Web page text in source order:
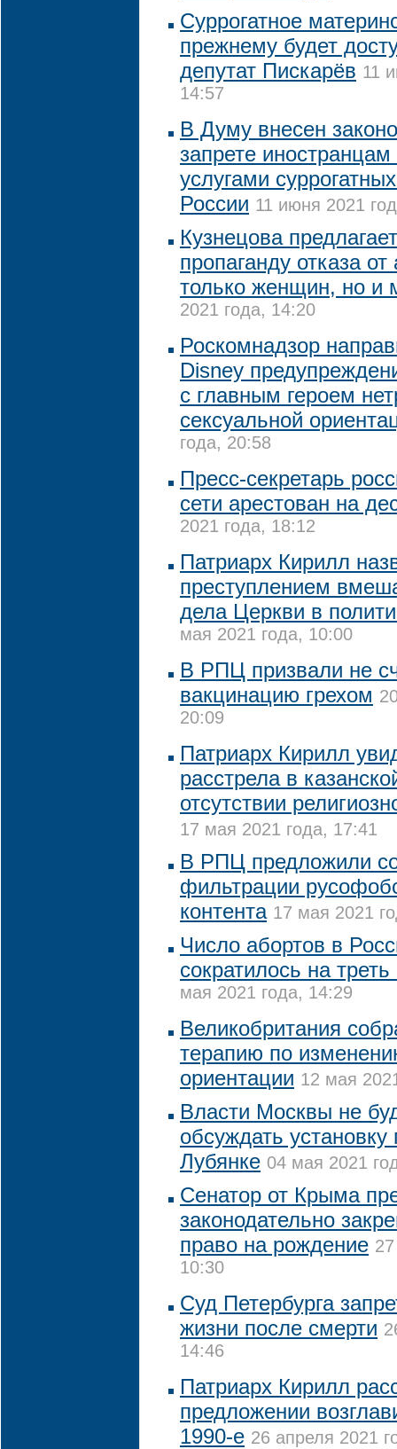
Суррогатное
прежнему будет
депутат Пискарёв 11
14:57
В Думу внесен
запрете иностранцам
услугами
России 11 июня 2021
Кузнецова
пропаганду отказа
только женщин, но и
2021 года, 14:20
Роскомнадзор
Disney
с главным героем
сексуальной
года, 20:58
Пресс-секретарь
сети арестован на
2021 года, 18:12
Патриарх Кирилл
преступлением
дела Церкви в
мая 2021 года, 10:00
В РПЦ призвали не
вакцинацию грехом
20:09
Патриарх Кирилл
расстрела в
отсутствии
17 мая 2021 года, 17:41
В РПЦ предложили
фильтрации
контента 17 мая 2021
Число абортов в
сократилось на
мая 2021 года, 14:29
Великобритания
терапию по
ориентации 12 мая
Власти Москвы не
обсуждать
Лубянке 04 мая 2021
Сенатор от Крыма
законодательно
право на рождение
10:30
Суд Петербурга
жизни после смерти
14:46
Патриарх Кирилл
предложении
1990-е 26 апреля 2021